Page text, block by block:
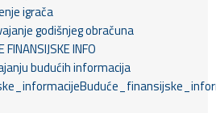
igrača
godišnjeg obračuna
INFO
budućih informacija